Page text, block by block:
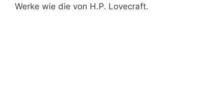
Werke wie die von H.P. Lovecraft.